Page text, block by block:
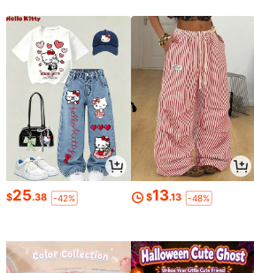
$25.38 -42% $13.13 -48%